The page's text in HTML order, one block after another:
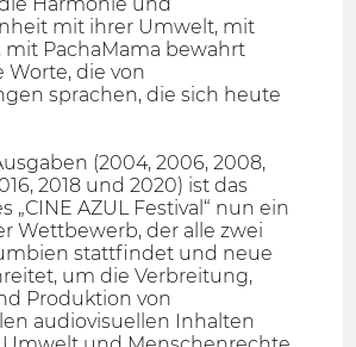
Harmonie und
mit ihrer Umwelt, mit
mit PachaMama bewahrt
Worte, die von
sprachen, die sich heute
(2004, 2006, 2008,
2018 und 2020) ist das
„CINE AZUL Festival“ nun ein
Wettbewerb, der alle zwei
stattfindet und neue
um die Verbreitung,
Produktion von
audiovisuellen Inhalten